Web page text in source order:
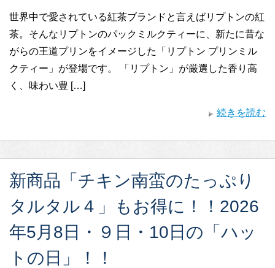
世界中で愛されている紅茶ブランドと言えばリプトンの紅
茶。そんなリプトンのパックミルクティーに、新たに昔な
がらの王道プリンをイメージした「リプトン プリンミル
クティー」が登場です。 「リプトン」が厳選した香り高
く、味わい豊 […]
続きを読む
新商品「チキン南蛮のたっぷり
タルタル４」もお得に！！2026
年5月8日・９日・10日の「ハッ
トの日」！！